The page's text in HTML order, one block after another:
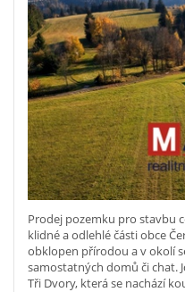
Prodej pozemku pro stavbu
klidné a odlehlé části obce
obklopen přírodou a v okolí
samostatných domů či chat.
Tři Dvory, která se nachází